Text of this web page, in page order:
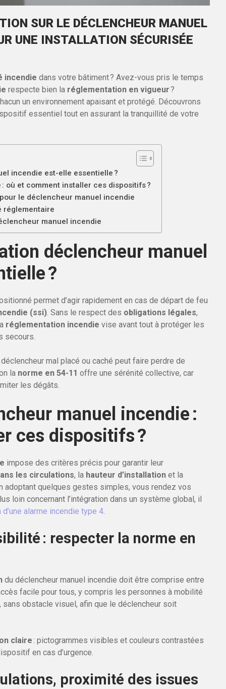
SUR LE DÉCLENCHEUR MANUEL
UNE INSTALLATION SÉCURISÉE
incendie dans votre bâtiment ? Avez-vous pris le temps
respecte bien la réglementation en vigueur?
un environnement apaisant et protégé. Découvrons
essentiel tout en assurant la tranquillité de votre
incendie est-elle essentielle ?
où et comment installer ces dispositifs ?
le déclencheur manuel incendie
réglementaire
manuel incendie
déclencheur manuel
?
permet d’agir rapidement en cas de départ de feu
(ssi). Sans le respect des obligations légales,
réglementation incendie vise avant tout à protéger les
secours.
mal placé ou caché peut faire perdre de
la norme en 54-11 offre une sérénité collective, car
les dégâts.
manuel incendie :
ces dispositifs ?
impose des critères précis pour garantir leur
les circulations, la hauteur d’installation et la
adoptant quelques gestes simples, vous rendez vos
loin concernant l’intégration dans un système global, il
alarme incendie type 4.
: respecter la norme en
du déclencheur manuel incendie doit être comprise entre
facile pour tous, y compris les personnes à mobilité
obstacle visuel, afin que le déclencheur soit
claire: pictogrammes visibles et couleurs contrastées
en cas d’urgence.
proximité des issues